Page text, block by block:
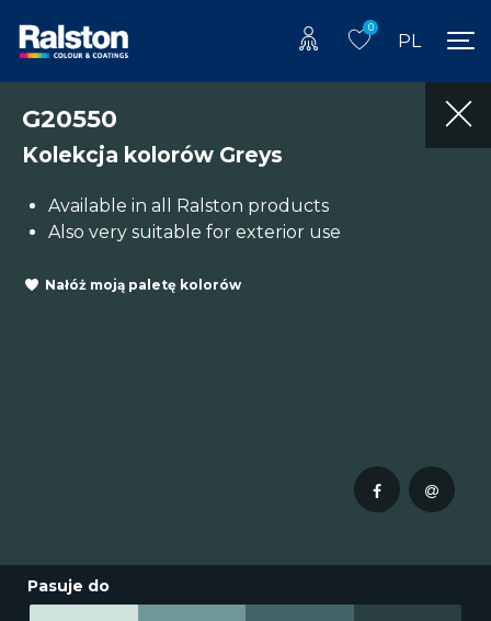
0
PL
G20550
Kolekcja kolorów Greys
Available in all Ralston products
Also very suitable for exterior use
Nałóż moją paletę kolorów
Pasuje do